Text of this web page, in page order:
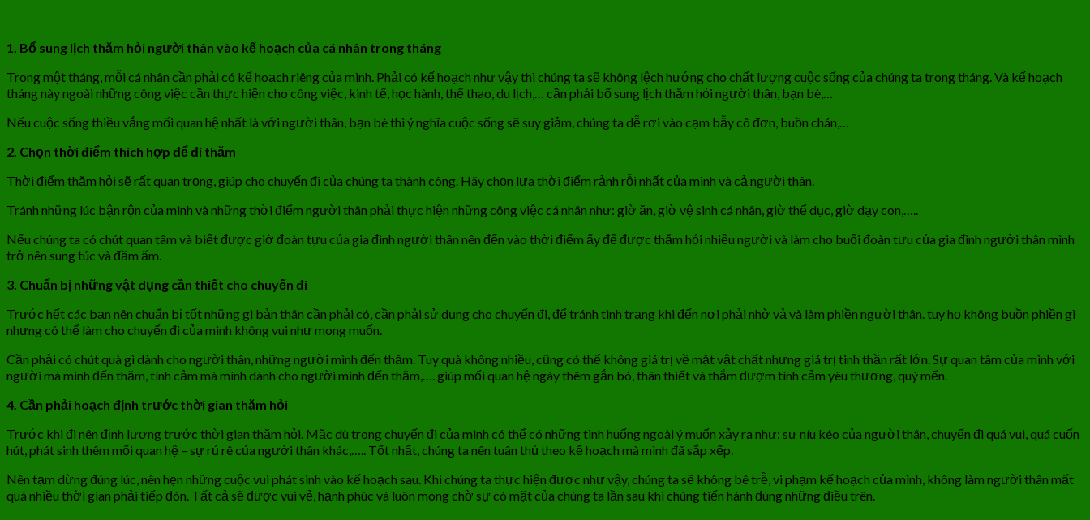
1. Bổ sung lịch thăm hỏi người thân vào kế hoạch của cá nhân trong tháng
Trong một tháng, mỗi cá nhân cần phải có kế hoạch riêng của mình. Phải có kế hoạch như vậy thì chúng ta sẽ không lệch hướng cho chất lượng cuộc sống của chúng ta trong tháng. Và kế hoạch
tháng này ngoài những công việc cần thực hiện cho công việc, kinh tế, học hành, thể thao, du lịch,… cần phải bổ sung lịch thăm hỏi người thân, bạn bè,…
Nếu cuộc sống thiều vắng mối quan hệ nhất là với người thân, bạn bè thì ý nghĩa cuộc sống sẽ suy giảm, chúng ta dễ rơi vào cạm bẫy cô đơn, buồn chán,…
2. Chọn thời điểm thích hợp để đi thăm
Thời điểm thăm hỏi sẽ rất quan trọng, giúp cho chuyến đi của chúng ta thành công. Hãy chọn lựa thời điểm rảnh rỗi nhất của mình và cả người thân.
Tránh những lúc bận rộn của mình và những thời điểm người thân phải thực hiện những công việc cá nhân như: giờ ăn, giờ vệ sinh cá nhân, giờ thể dục, giờ dạy con,…..
Nếu chúng ta có chút quan tâm và biết được giờ đoàn tựu của gia đình người thân nên đến vào thời điểm ấy để được thăm hỏi nhiều người và làm cho buổi đoàn tưu của gia đình người thân mình
trở nên sung túc và đầm ấm.
3. Chuẩn bị những vật dụng cần thiết cho chuyến đi
Trước hết các bạn nên chuẩn bị tốt những gì bản thân cần phải có, cần phải sử dụng cho chuyến đi, để tránh tình trạng khi đến nơi phải nhờ vả và làm phiền người thân. tuy họ không buồn phiền gì
nhưng có thể làm cho chuyến đi của mình không vui như mong muốn.
Cần phải có chút quà gì dành cho người thân, những người mình đến thăm. Tuy quà không nhiều, cũng có thể không giá trị về mặt vật chất nhưng giá trị tinh thần rất lớn. Sự quan tâm của mình với
người mà mình đến thăm, tình cảm mà mình dành cho người mình đến thăm,…. giúp mối quan hệ ngày thêm gắn bó, thân thiết và thắm đượm tình cảm yêu thương, quý mến.
4. Cần phải hoạch định trước thời gian thăm hỏi
Trước khi đi nên định lượng trước thời gian thăm hỏi. Mặc dù trong chuyến đi của mình có thể có những tình huống ngoài ý muốn xảy ra như: sự níu kéo của người thân, chuyến đi quá vui, quá cuốn
hút, phát sinh thêm mối quan hệ – sự rủ rê của người thân khác,….. Tốt nhất, chúng ta nên tuân thủ theo kế hoạch mà mình đã sắp xếp.
Nên tạm dừng đúng lúc, nên hẹn những cuộc vui phát sinh vào kế hoạch sau. Khi chúng ta thực hiện được như vậy, chúng ta sẽ không bê trễ, vi phạm kế hoạch của mình, không làm người thân mất
quá nhiều thời gian phải tiếp đón. Tất cả sẽ được vui vẻ, hạnh phúc và luôn mong chờ sự có mặt của chúng ta lần sau khi chúng tiến hành đúng những điều trên.